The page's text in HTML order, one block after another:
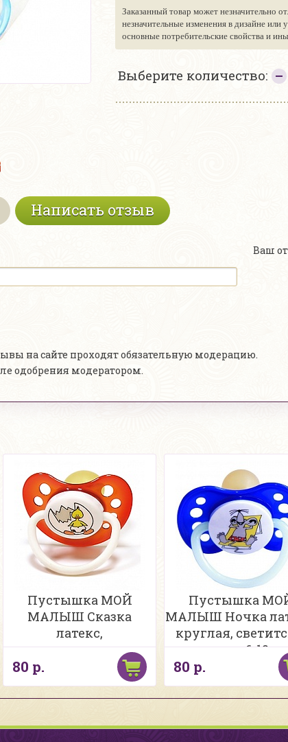
Заказанный товар может незначительно
незначительные изменения в дизайне или
основные потребительские свойства и
Выберите количество:
Написать отзыв
Ваш
на сайте проходят обязательную модерацию.
одобрения модератором.
Пустышка МОЙ
МАЛЫШ Сказка
латекс,
анатомическая, с
рисунком, светится в
темноте, 0-6 мес
80 р.
Пустышка
МАЛЫШ Ночка
круглая,
темноте, 6-12
80 р.